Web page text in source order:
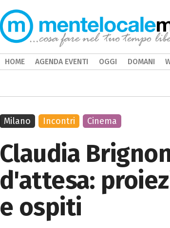
Claudia
d'attesa:
e ospiti
Milano Incontri Cinema
HOME AGENDA EVENTI OGGI DOMANI